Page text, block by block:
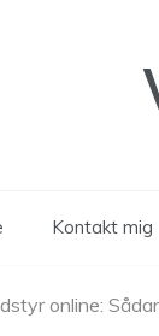
Kontakt mig
online: